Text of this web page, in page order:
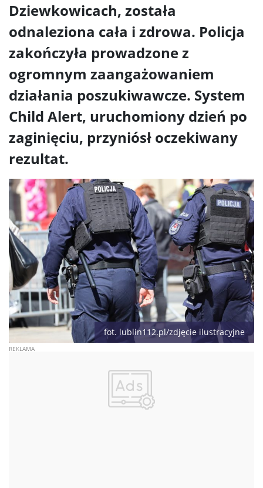
Dziewkowicach, została
odnaleziona cała i zdrowa. Policja
zakończyła prowadzone z
ogromnym zaangażowaniem
działania poszukiwawcze. System
Child Alert, uruchomiony dzień po
zaginięciu, przyniósł oczekiwany
rezultat.
fot. lublin112.pl/zdjęcie ilustracyjne